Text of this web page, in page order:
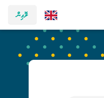
ލޮގިން